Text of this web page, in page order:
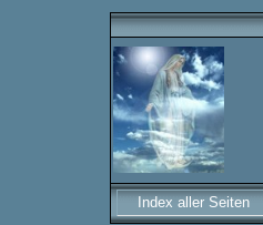
Index aller Seiten